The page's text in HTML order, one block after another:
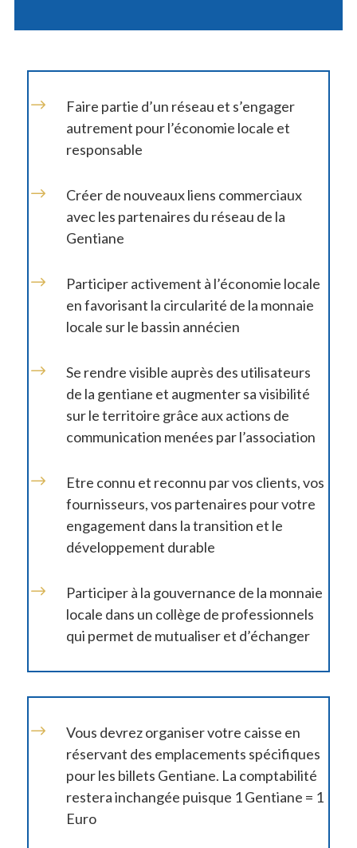
$
Faire partie d’un réseau et s’engager
autrement pour l’économie locale et
responsable
$
Créer de nouveaux liens commerciaux
avec les partenaires du réseau de la
Gentiane
$
Participer activement à l’économie locale
en favorisant la circularité de la monnaie
locale sur le bassin annécien
$
Se rendre visible auprès des utilisateurs
de la gentiane et augmenter sa visibilité
sur le territoire grâce aux actions de
communication menées par l’association
$
Etre connu et reconnu par vos clients, vos
fournisseurs, vos partenaires pour votre
engagement dans la transition et le
développement durable
$
Participer à la gouvernance de la monnaie
locale dans un collège de professionnels
qui permet de mutualiser et d’échanger
$
Vous devrez organiser votre caisse en
réservant des emplacements spécifiques
pour les billets Gentiane. La comptabilité
restera inchangée puisque 1 Gentiane = 1
Euro